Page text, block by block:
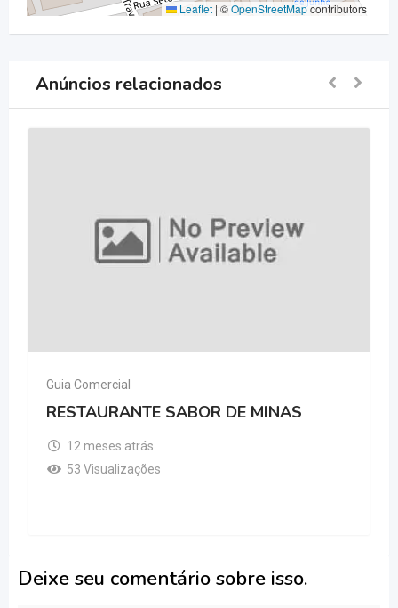
Leaflet | ©OpenStreetMapcontributors
Anúncios relacionados
Guia Comercial
RESTAURANTE SABOR DE MINAS
12 meses atrás
53 Visualizações
Deixe seu comentário sobre isso.